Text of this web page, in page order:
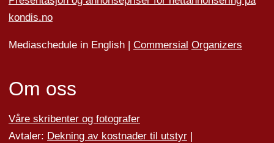
kondis.no
Mediaschedule in English | Commersial Organizers
Om oss
Våre skribenter og fotografer
Avtaler: Dekning av kostnader til utstyr|